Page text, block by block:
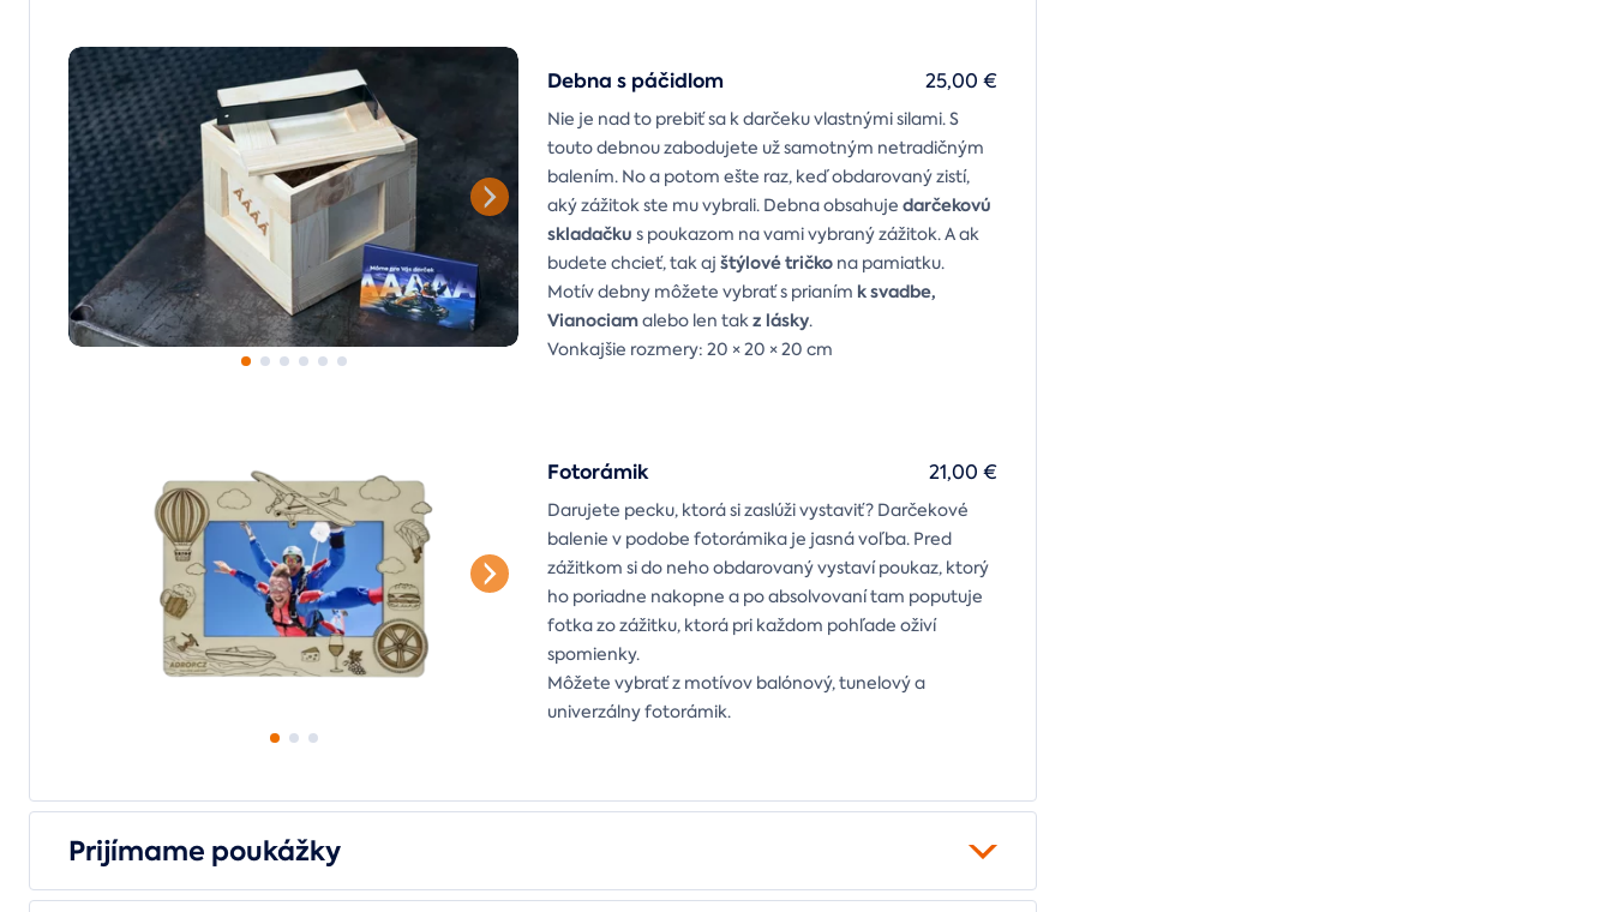
Debna s páčidlom
Nie je nad to prebiť sa k darčeku vlastnými silami. S
touto debnou zabodujete už samotným netradičným
balením. No a potom ešte raz, keď obdarovaný zistí,
aký zážitok ste mu vybrali. Debna obsahuje darčekovú
skladačku s poukazom na vami vybraný zážitok. A ak
budete chcieť, tak aj štýlové tričko na pamiatku.
Motív debny môžete vybrať s prianím k svadbe,
Vianociamalebo len takz lásky.
Vonkajšie rozmery: 20 × 20 × 20 cm
25,00 €
Fotorámik
Darujete pecku, ktorá si zaslúži vystaviť? Darčekové
balenie v podobe fotorámika je jasná voľba. Pred
zážitkom si do neho obdarovaný vystaví poukaz, ktorý
ho poriadne nakopne a po absolvovaní tam poputuje
fotka zo zážitku, ktorá pri každom pohľade oživí
spomienky.
Môžete vybrať z motívov balónový, tunelový a
univerzálny fotorámik.
21,00 €
Prijímame poukážky